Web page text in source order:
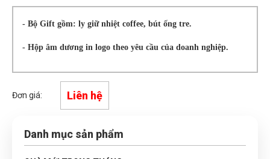
- Bộ Gift gồm: ly giữ nhiệt coffee, bút ống tre.
- Hộp âm dương in logo theo yêu cầu của doanh nghiệp.
Đơn giá: Liên hệ
Danh mục sản phẩm